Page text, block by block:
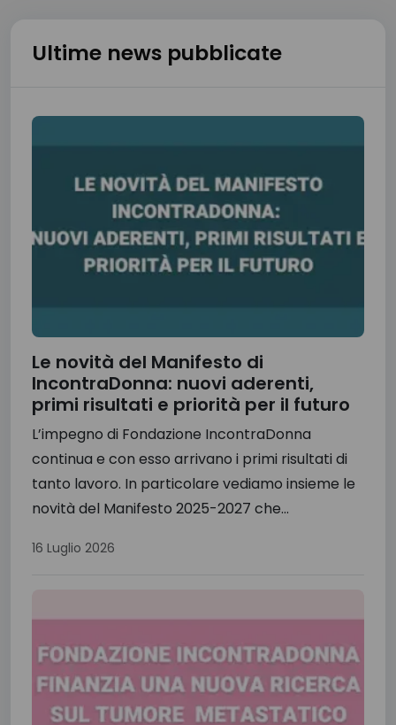
Ultime news pubblicate
Le novità del Manifesto di
IncontraDonna: nuovi aderenti,
primi risultati e priorità per il futuro
L’impegno di Fondazione IncontraDonna
continua e con esso arrivano i primi risultati di
tanto lavoro. In particolare vediamo insieme le
novità del Manifesto 2025-2027 che...
16 Luglio 2026